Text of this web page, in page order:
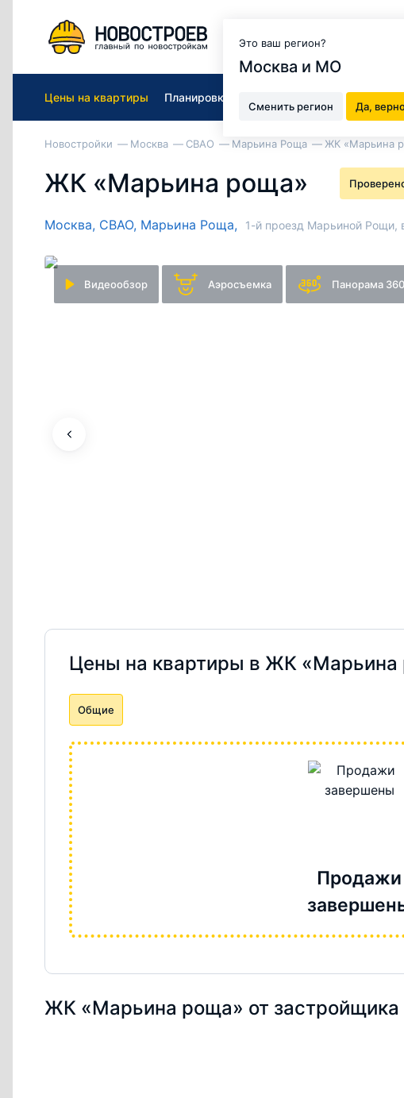
Это ваш регион?
Москва и МО
Сменить регион Да,
Цены на квартиры Планировки Ход
Новостройки Москва СВАО Марьина Роща ЖК «Марьина
ЖК «Марьина роща»
Москва, СВАО, Марьина Роща, 1-й проезд Марьиной Рощи,
Видеообзор Аэросъемка Панорама
Цены на квартиры в ЖК «Марьина
Общие
Продажи
ЖК «Марьина роща» от застройщика